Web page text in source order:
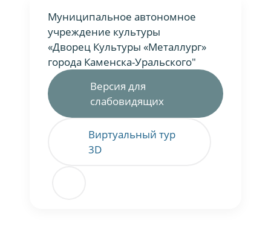
Муниципальное автономное
учреждение культуры
«Дворец Культуры «Металлург»
города Каменска-Уральского"
Версия для
слабовидящих
Виртуальный тур
3D